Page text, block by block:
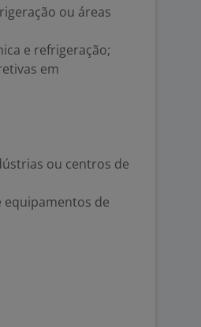
ou áreas
e refrigeração;
em
ou centros de
equipamentos de